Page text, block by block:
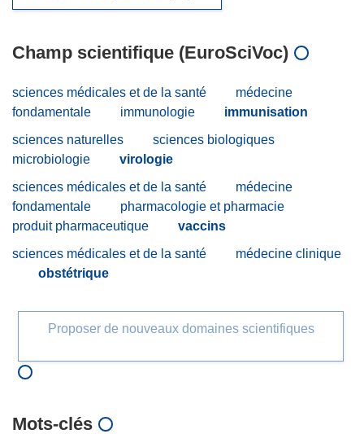
Champ scientifique (EuroSciVoc)
sciences médicales et de la santé
médecine
fondamentale
immunologie
immunisation
sciences naturelles
sciences biologiques
microbiologie
virologie
sciences médicales et de la santé
médecine
fondamentale
pharmacologie et pharmacie
produit pharmaceutique
vaccins
sciences médicales et de la santé
médecine clinique
obstétrique
Proposer de nouveaux domaines scientifiques
Mots‑clés